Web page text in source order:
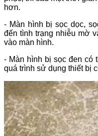
hơn.
- Màn hình bị sọc dọc,
đến tình trạng nhiễu mờ
vào màn hình.
- Màn hình bị sọc đen có
quá trình sử dụng thiết bị